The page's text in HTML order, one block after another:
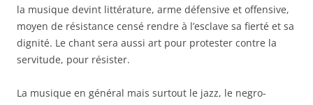
la musique devint littérature, arme défensive et offensive,
moyen de résistance censé rendre à l’esclave sa fierté et sa
dignité. Le chant sera aussi art pour protester contre la
servitude, pour résister.
La musique en général mais surtout le jazz, le negro-